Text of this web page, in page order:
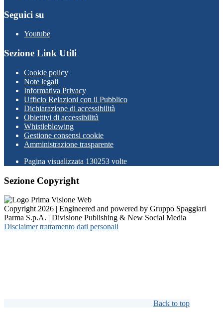
Seguici su
Youtube
Sezione Link Utili
Cookie policy
Note legali
Informativa Privacy
Ufficio Relazioni con il Pubblico
Dichiarazione di accessibilità
Obiettivi di accessibilità
Whistleblowing
Gestione consensi cookie
Amministrazione trasparente
Pagina visualizzata 130253 volte
Sezione Copyright
Copyright 2026 | Engineered and powered by Gruppo Spaggiari
Parma S.p.A. | Divisione Publishing & New Social Media
Disclaimer trattamento dati personali
Back to top